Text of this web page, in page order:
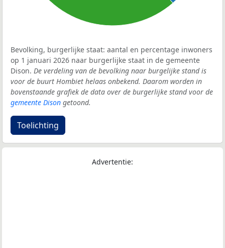
Bevolking, burgerlijke staat: aantal en percentage inwoners
op 1 januari 2026 naar burgerlijke staat in de gemeente
Dison. De verdeling van de bevolking naar burgelijke stand is
voor de buurt Hombiet helaas onbekend. Daarom worden in
bovenstaande grafiek de data over de burgerlijke stand voor de
gemeente Dison getoond.
Toelichting
Advertentie: